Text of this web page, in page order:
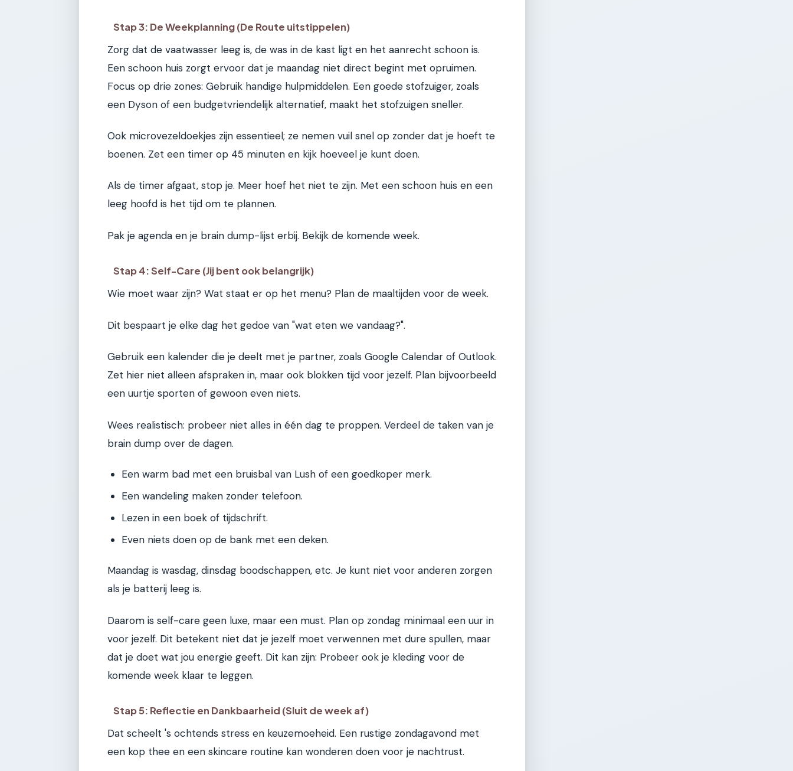
Stap 3: De Weekplanning (De Route uitstippelen)
Zorg dat de vaatwasser leeg is, de was in de kast ligt en het aanrecht schoon is.
Een schoon huis zorgt ervoor dat je maandag niet direct begint met opruimen.
Focus op drie zones: Gebruik handige hulpmiddelen. Een goede stofzuiger, zoals
een Dyson of een budgetvriendelijk alternatief, maakt het stofzuigen sneller.
Ook microvezeldoekjes zijn essentieel; ze nemen vuil snel op zonder dat je hoeft te
boenen. Zet een timer op 45 minuten en kijk hoeveel je kunt doen.
Als de timer afgaat, stop je. Meer hoef het niet te zijn. Met een schoon huis en een
leeg hoofd is het tijd om te plannen.
Pak je agenda en je brain dump-lijst erbij. Bekijk de komende week.
Stap 4: Self-Care (Jij bent ook belangrijk)
Wie moet waar zijn? Wat staat er op het menu? Plan de maaltijden voor de week.
Dit bespaart je elke dag het gedoe van "wat eten we vandaag?".
Gebruik een kalender die je deelt met je partner, zoals Google Calendar of Outlook.
Zet hier niet alleen afspraken in, maar ook blokken tijd voor jezelf. Plan bijvoorbeeld
een uurtje sporten of gewoon even niets.
Wees realistisch: probeer niet alles in één dag te proppen. Verdeel de taken van je
brain dump over de dagen.
Een warm bad met een bruisbal van Lush of een goedkoper merk.
Een wandeling maken zonder telefoon.
Lezen in een boek of tijdschrift.
Even niets doen op de bank met een deken.
Maandag is wasdag, dinsdag boodschappen, etc. Je kunt niet voor anderen zorgen
als je batterij leeg is.
Daarom is self-care geen luxe, maar een must. Plan op zondag minimaal een uur in
voor jezelf. Dit betekent niet dat je jezelf moet verwennen met dure spullen, maar
dat je doet wat jou energie geeft. Dit kan zijn: Probeer ook je kleding voor de
komende week klaar te leggen.
Stap 5: Reflectie en Dankbaarheid (Sluit de week af)
Dat scheelt 's ochtends stress en keuzemoeheid. Een rustige zondagavond met
een kop thee en een skincare routine kan wonderen doen voor je nachtrust.